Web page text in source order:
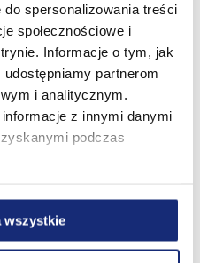
spersonalizowania treści
społecznościowe i
Informacje o tym, jak
partnerom
i analitycznym.
z innymi danymi
podczas
wszystkie
także